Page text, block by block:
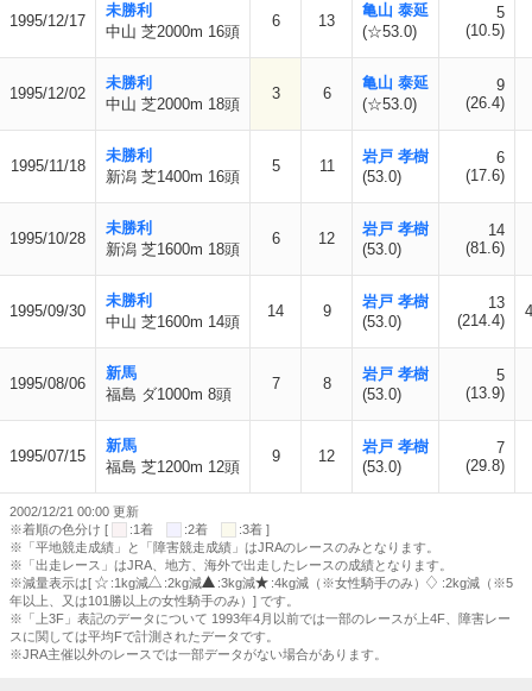
1995/12/17
未勝利
中山 芝2000m 16頭
6 13
亀山 泰延
(☆53.0)
5
(10.5)
1995/12/02
未勝利
中山 芝2000m 18頭
3 6
亀山 泰延
(☆53.0)
9
(26.4)
1995/11/18
未勝利
新潟 芝1400m 16頭
5 11
岩戸 孝樹
(53.0)
6
(17.6)
1995/10/28
未勝利
新潟 芝1600m 18頭
6 12
岩戸 孝樹
(53.0)
14
(81.6)
1995/09/30
未勝利
中山 芝1600m 14頭
14 9
岩戸 孝樹
(53.0)
13
(214.4)
1995/08/06
新馬
福島 ダ1000m 8頭
7 8
岩戸 孝樹
(53.0)
5
(13.9)
1995/07/15
新馬
福島 芝1200m 12頭
9 12
岩戸 孝樹
(53.0)
7
(29.8)
2002/12/21 00:00 更新
※着順の色分け [
:1着 :2着
:3着 ]
※「平地競走成績」と「障害競走成績」はJRAのレースのみとなります。
※「出走レース」はJRA、地方、海外で出走したレースの成績となります。
※減量表示は[
:1kg減 :2kg減 :3kg減 :4kg減（※女性騎手のみ）
:2kg減（※5
年以上、又は101勝以上の女性騎手のみ）] です。
※「上3F」表記のデータについて 1993年4月以前では一部のレースが上4F、障害レー
スに関しては平均Fで計測されたデータです。
※JRA主催以外のレースでは一部データがない場合があります。